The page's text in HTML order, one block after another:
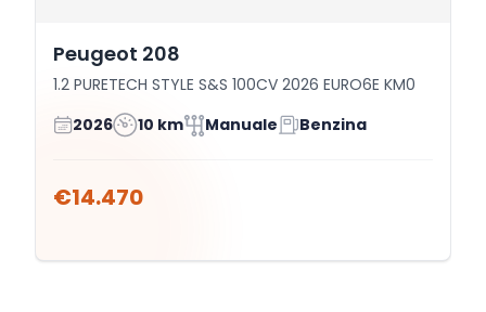
Peugeot 208
1.2 PURETECH STYLE S&S 100CV 2026 EURO6E KM0
2026
10 km Manuale Benzina
€14.470